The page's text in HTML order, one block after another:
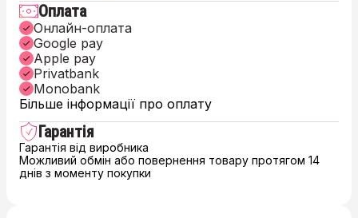
Оплата
Онлайн-оплата
Google pay
Apple pay
Privatbank
Monobank
Більше інформації про оплату
Гарантія
Гарантія від виробника
Можливий обмін або повернення товару протягом 14
днів з моменту покупки